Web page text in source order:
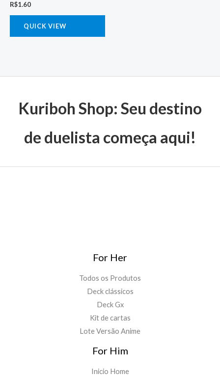
R$1.60
QUICK VIEW
Kuriboh Shop: Seu destino
de duelista começa aqui!
For Her
Todos os Produtos
Deck clássicos
Deck Gx
Kit de cartas
Lote Versão Anime
For Him
Inicio Home